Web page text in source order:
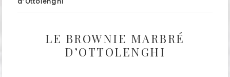
LE BROWNIE MARBRÉ
D’OTTOLENGHI